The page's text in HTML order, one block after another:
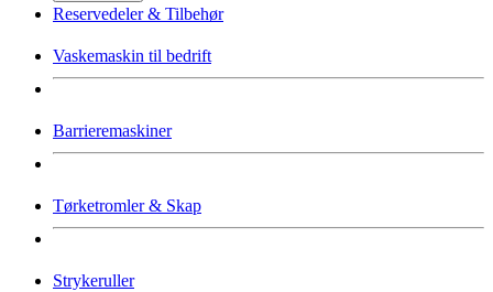
Reservedeler & Tilbehør
Vaskemaskin til bedrift
Barrieremaskiner
Tørketromler & Skap
Strykeruller